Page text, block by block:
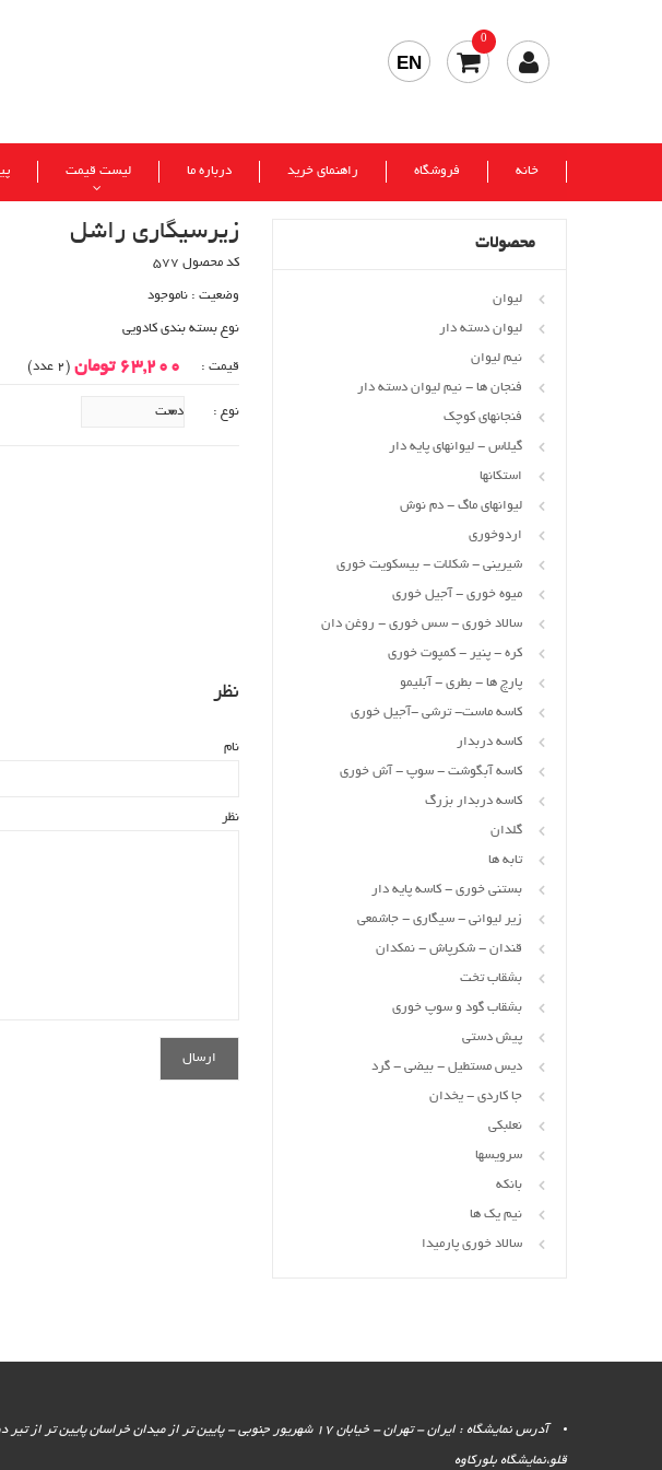
0
EN
خانه فروشگاه راهنمای خرید درباره ما لیست قیمت
زیرسیگاری راشل
کد محصول 577
وضعیت : ناموجود
نوع بسته بندی کادویی
قیمت : 63,200 تومان (2 عدد)
نوع :
نظر
نام
نظر
محصولات
لیوان
لیوان دسته دار
نیم لیوان
فنجان ها - نیم لیوان دسته دار
فنجانهای کوچک
گیلاس - لیوانهای پایه دار
استکانها
لیوانهای ماگ - دم نوش
اردوخوری
شیرینی - شکلات - بیسکویت خوری
میوه خوری - آجیل خوری
سالاد خوری - سس خوری - روغن دان
کره - پنیر - کمپوت خوری
پارچ ها - بطری - آبلیمو
کاسه ماست- ترشی -آجیل خوری
کاسه دربدار
کاسه آبگوشت - سوپ - آش خوری
کاسه دربدار بزرگ
گلدان
تابه ها
بستنی خوری - کاسه پایه دار
زیر لیوانی - سیگاری - جاشمعی
قندان - شکرپاش - نمکدان
بشقاب تخت
بشقاب گود و سوپ خوری
پیش دستی
دیس مستطیل - بیضی - گرد
جا کاردی - یخدان
نعلبکی
سرویسها
بانکه
نیم یک ها
سالاد خوری پارمیدا
آدرس نمایشگاه : ایران - تهران - خیابان 17 شهریور جنوبی - پایین تر از میدان خراسان پایین تر از تیر
قلو،نمایشگاه بلورکاوه